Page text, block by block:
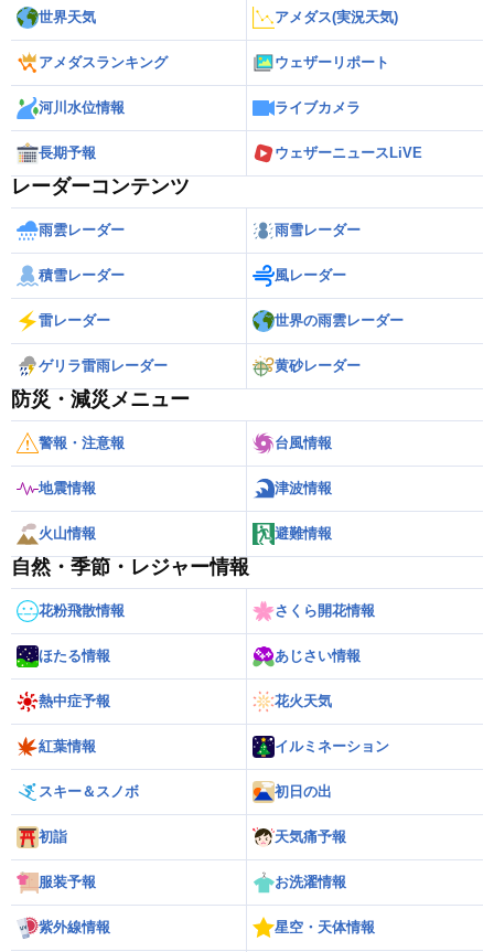
世界天気 アメダス(実況天気)
アメダスランキング ウェザーリポート
河川水位情報 ライブカメラ
長期予報 ウェザーニュースLiVE
レーダーコンテンツ
雨雲レーダー 雨雪レーダー
積雪レーダー 風レーダー
雷レーダー 世界の雨雲レーダー
ゲリラ雷雨レーダー 黄砂レーダー
防災・減災メニュー
警報・注意報 台風情報
地震情報 津波情報
火山情報 避難情報
自然・季節・レジャー情報
花粉飛散情報 さくら開花情報
ほたる情報 あじさい情報
熱中症予報 花火天気
紅葉情報 イルミネーション
スキー＆スノボ 初日の出
初詣 天気痛予報
服装予報 お洗濯情報
紫外線情報 星空・天体情報